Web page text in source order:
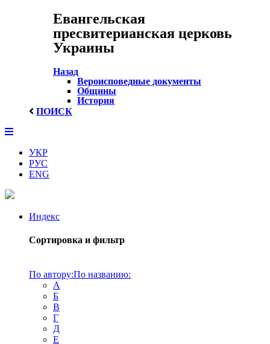
Евангельская
пресвитерианская церковь
Украины
Назад
Вероисповедные документы
Общины
История
ПОИСК
УКР
РУС
ENG
Индекс
Сортировка и фильтр
По автору:По названию:
А
Б
В
Г
Д
Е